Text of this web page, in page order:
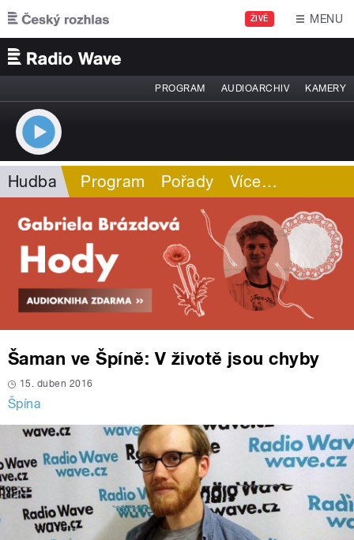
Přejít k hlavnímu obsahu
ŽIVĚ MENU
PROGRAM AUDIOARCHIV KAMERY
Hudba Program Pořady Více…
Šaman ve Špíně: V životě jsou chyby
15. duben 2016
Špína